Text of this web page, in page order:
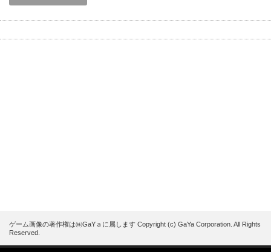
ゲーム画像の著作権は㈱GaYａに属します Copyright (c) GaYa Corporation. All Rights
Reserved.